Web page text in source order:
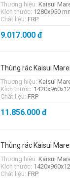
Thương hiệu: Kaisui
Kích thước: 1280x950
Chất liệu: FRP
9.017.000đ
Thùng rác Kaisui
Thương hiệu: Kaisui
Kích thước:
Chất liệu: FRP
11.856.000đ
Thùng rác Kaisui
Thương hiệu: Kaisui
Kích thước:
Chất liệu: FRP